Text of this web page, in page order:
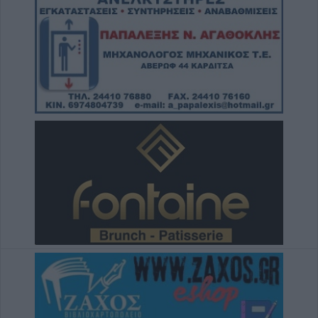
8 Αυγούστου 2026, 19:13
Την Κυριακή 9 Αυγούστου η κηδεία της
Θωμαΐτσας Τσιούκα
8 Αυγούστου 2026, 17:42
Μετώπη: Χωρίς τις αισθήσεις του
ανασύρθηκε από την θάλασσα 43χρονος
Σε αναζήτηση λύσης για το χρόνιο
πρόβλημα των ανεπιτήρητων βοοειδών σε
κοινότητες του Δήμου Παλαμά
8 Αυγούστου 2026, 14:49
Ακυρώθηκε απόφαση του Περιφερειάρχη
Θεσσαλίας Δημ. Κουρέτα για το θαλάσσιο
σκι στη λίμνη Σμοκόβου
8 Αυγούστου 2026, 13:44
Συνεδρίαση Επιτροπής Εκτίμησης Κινδύνου